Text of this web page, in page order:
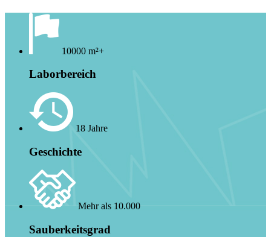
10000 m²+
Laborbereich
18 Jahre
Geschichte
Mehr als 10.000
Sauberkeitsgrad